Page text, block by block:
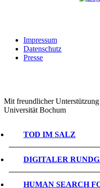
Impressum
Datenschutz
Presse
Mit freundlicher
Universität Bochum
TOD IM SALZ
DIGITALER
HUMAN SEARCH